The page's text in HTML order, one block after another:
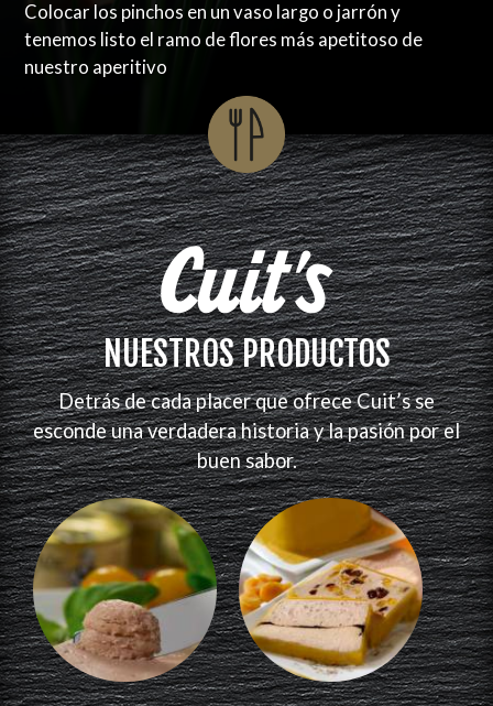
Colocar los pinchos en un vaso largo o jarrón y
tenemos listo el ramo de flores más apetitoso de
nuestro aperitivo
NUESTROS PRODUCTOS
Detrás de cada placer que ofrece Cuit’s se
esconde una verdadera historia y la pasión por el
buen sabor.